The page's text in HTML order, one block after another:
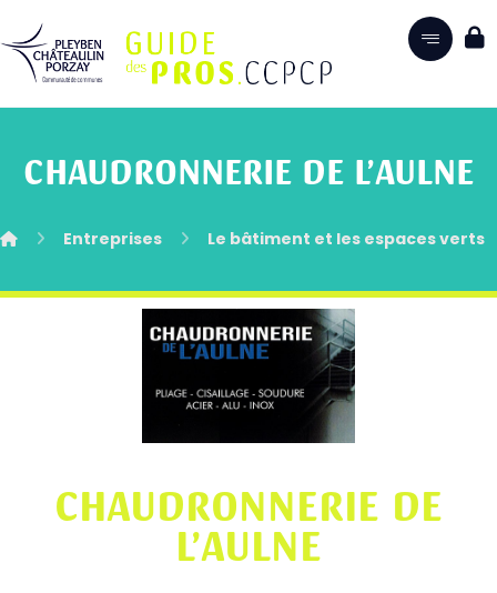
CHAUDRONNERIE DE L’AULNE
Entreprises Le bâtiment et les espaces verts
CHAUDRONNERIE DE
L’AULNE